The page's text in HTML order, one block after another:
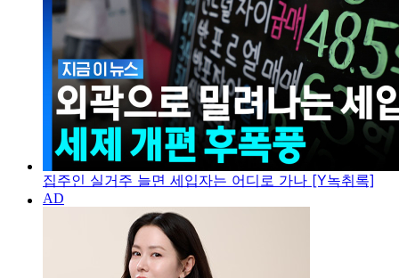
집주인 실거주 늘면 세입자는 어디로 가나 [Y녹취록]